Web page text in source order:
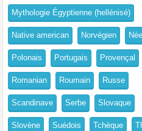
Mythologie Égyptienne (hellénisé)
Native american Norvégien
Polonais Portugais Provençal
Romanian Roumain Russe
Scandinave Serbe Slovaque
Slovène Suédois Tchèque